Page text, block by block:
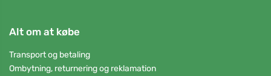
Alt om at købe
Transport og betaling
Ombytning, returnering og reklamation